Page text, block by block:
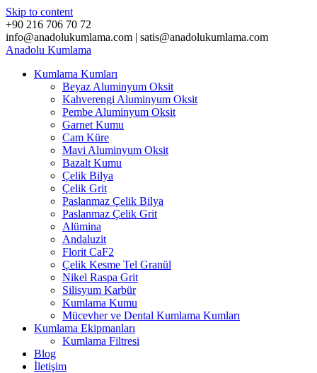
Skip to content
+90 216 706 70 72
info@anadolukumlama.com | satis@anadolukumlama.com
Anadolu Kumlama
Kumlama Kumları
Beyaz Aluminyum Oksit
Kahverengi Aluminyum Oksit
Pembe Aluminyum Oksit
Garnet Kumu
Cam Küre
Mavi Aluminyum Oksit
Bazalt Kumu
Çelik Bilya
Çelik Grit
Paslanmaz Çelik Bilya
Paslanmaz Çelik Grit
Alümina
Andaluzit
Florit CaF2
Çelik Kesme Tel Granül
Nikel Raspa Grit
Silisyum Karbür
Kumlama Kumu
Mücevher ve Dental Kumlama Kumları
Kumlama Ekipmanları
Kumlama Filtresi
Blog
İletişim